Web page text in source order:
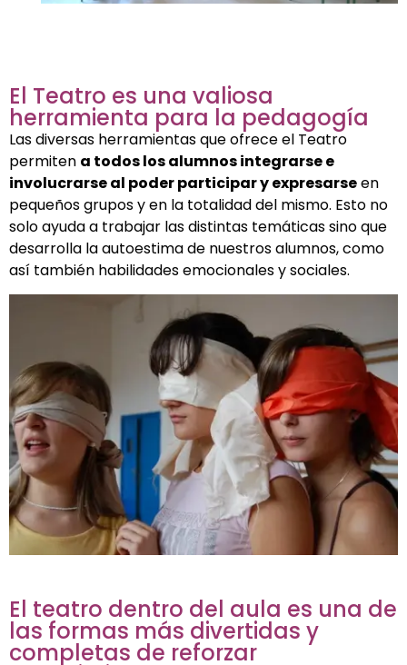
El Teatro es una valiosa
herramienta para la pedagogía
Las diversas herramientas que ofrece el Teatro
permiten a todos los alumnos integrarse e
involucrarse al poder participar y expresarseen
pequeños grupos y en la totalidad del mismo. Esto no
solo ayuda a trabajar las distintas temáticas sino que
desarrolla la autoestima de nuestros alumnos, como
así también habilidades emocionales y sociales.
El teatro dentro del aula es una de
las formas más divertidas y
completas de reforzar